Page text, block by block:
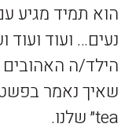
הוא תמיד מגיע
נעים… ועוד
הילד/ה האהובים
tea״ שלנו.